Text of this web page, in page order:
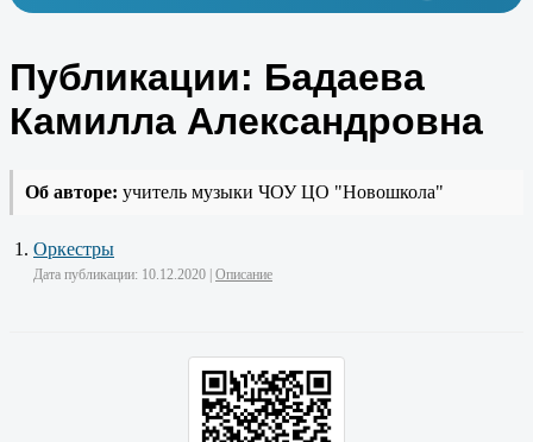
Публикации: Бадаева
Камилла Александровна
Об авторе: учитель музыки ЧОУ ЦО "Новошкола"
Оркестры
Дата публикации: 10.12.2020 | Описание